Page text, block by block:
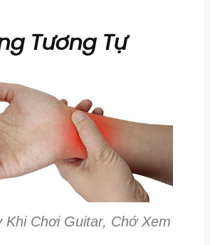
Tương Tự
Khi Chơi Guitar, Chớ Xem